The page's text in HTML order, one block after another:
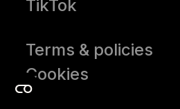
Terms & policies
Cookies
TikTok